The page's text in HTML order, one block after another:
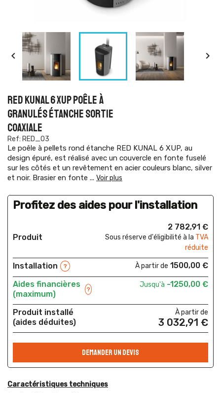
 
RED KUNAL 6 XUP POÊLE À
GRANULÉS ÉTANCHE SORTIE
COAXIALE
Ref: RED_03
Le poêle à pellets rond étanche RED KUNAL 6 XUP, au
design épuré, est réalisé avec un couvercle en fonte fuselé
sur les côtés et un revêtement en acier couleurs blanc, silver
et noir. Brasier en fonte ... Voir plus
Profitez des aides pour l'installation
Produit
2 782,91 €
Sous réserve d'éligibilité à la TVA
réduite
Installation ? À partir de 1500,00 €
Aides financières
(maximum)
?
Jusqu'à -1250,00 €
Produit installé
(aides déduites)
À partir de
3 032,91 €
DEMANDER UN DEVIS
Caractéristiques techniques